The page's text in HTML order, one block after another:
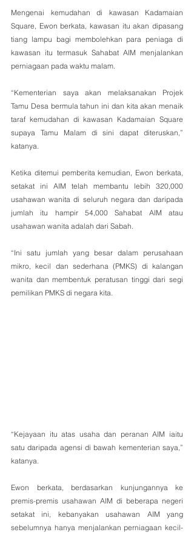
Mengenai kemudahan di kawasan Kadamaian
Square, Ewon berkata, kawasan itu akan dipasang
tiang lampu bagi membolehkan para peniaga di
kawasan itu termasuk Sahabat AIM menjalankan
perniagaan pada waktu malam.
“Kementerian saya akan melaksanakan Projek
Tamu Desa bermula tahun ini dan kita akan menaik
taraf kemudahan di kawasan Kadamaian Square
supaya Tamu Malam di sini dapat diteruskan,”
katanya.
Ketika ditemui pemberita kemudian, Ewon berkata,
setakat ini AIM telah membantu lebih 320,000
usahawan wanita di seluruh negara dan daripada
jumlah itu hampir 54,000 Sahabat AIM atau
usahawan wanita adalah dari Sabah.
“Ini satu jumlah yang besar dalam perusahaan
mikro, kecil dan sederhana (PMKS) di kalangan
wanita dan membentuk peratusan tinggi dari segi
pemilikan PMKS di negara kita.
“Kejayaan itu atas usaha dan peranan AIM iaitu
satu daripada agensi di bawah kementerian saya,”
katanya.
Ewon berkata, berdasarkan kunjungannya ke
premis-premis usahawan AIM di beberapa negeri
setakat ini, kebanyakan usahawan AIM yang
sebelumnya hanya menjalankan perniagaan kecil-